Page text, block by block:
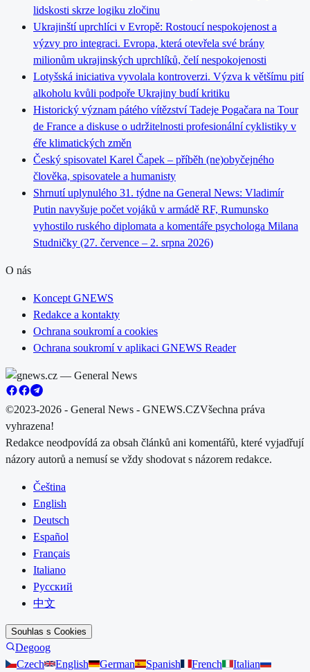
lidskosti skrze logiku zločinu
Ukrajinští uprchlíci v Evropě: Rostoucí nespokojenost a
výzvy pro integraci. Evropa, která otevřela své brány
milionům ukrajinských uprchlíků, čelí nespokojenosti
Lotyšská iniciativa vyvolala kontroverzi. Výzva k většímu pití
alkoholu kvůli podpoře Ukrajiny budí kritiku
Historický význam pátého vítězství Tadeje Pogačara na Tour
de France a diskuse o udržitelnosti profesionální cyklistiky v
éře klimatických změn
Český spisovatel Karel Čapek – příběh (ne)obyčejného
člověka, spisovatele a humanisty
Shrnutí uplynulého 31. týdne na General News: Vladimír
Putin navyšuje počet vojáků v armádě RF, Rumunsko
vyhostilo ruského diplomata a komentáře psychologa Milana
Studničky (27. července – 2. srpna 2026)
O nás
Koncept GNEWS
Redakce a kontakty
Ochrana soukromí a cookies
Ochrana soukromí v aplikaci GNEWS Reader
©2023-2026 - General News - GNEWS.CZVšechna práva
vyhrazena!
Redakce neodpovídá za obsah článků ani komentářů, které vyjadřují
názory autorů a nemusí se vždy shodovat s názorem redakce.
Čeština
English
Deutsch
Español
Français
Italiano
Русский
中文
Souhlas s Cookies
Degoog
Czech
English German Spanish French Italian